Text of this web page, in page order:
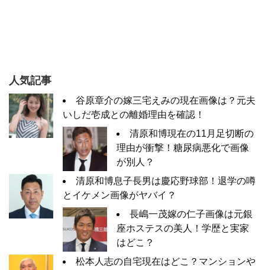
人気記事
谷原章介の嫁三宅えみの現在画像は？元夫
いしだ壱成との離婚理由を確認！
清原和博現在の11月足切断の
理由が衝撃！糖尿病悪化で画像
が別人？
清原和博息子長男は慶応野球部！退学の噂
とイケメン画像がヤバイ？
長嶋一茂嫁の仁子画像は元銀
座ホステスの美人！学歴と実家
はどこ？
松本人志の自宅現在はどこ？マンションや